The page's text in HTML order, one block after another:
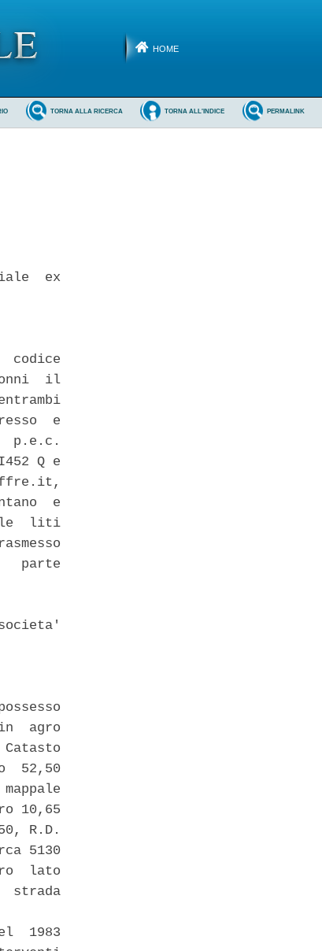
HOME
PERMALINK
TORNA ALL'INDICE
TORNA ALLA RICERCA
ex
codice
il
e
p.e.c.
Q e
e
alle  liti
parte
agro
52,50
10,65
R.D.
5130
lato
strada
1983